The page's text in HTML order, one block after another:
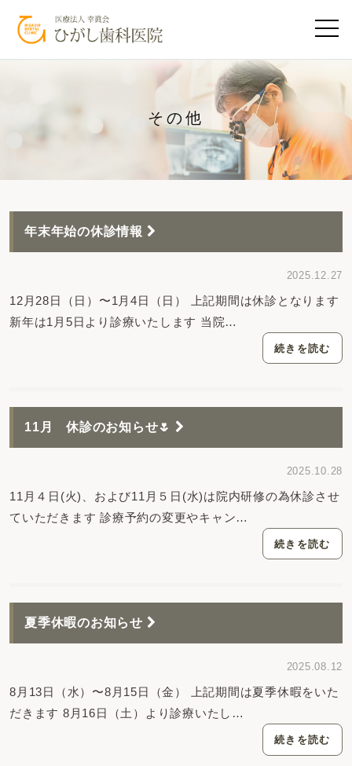
その他
年末年始の休診情報
2025.12.27
12月28日（日）〜1月4日（日） 上記期間は休診となります
新年は1月5日より診療いたします 当院…
続きを読む
11月 休診のお知らせ🌷
2025.10.28
11月４日(火)、および11月５日(水)は院内研修の為休診させ
ていただきます 診療予約の変更やキャン…
続きを読む
夏季休暇のお知らせ
2025.08.12
8月13日（水）〜8月15日（金） 上記期間は夏季休暇をいた
だきます 8月16日（土）より診療いたし…
続きを読む